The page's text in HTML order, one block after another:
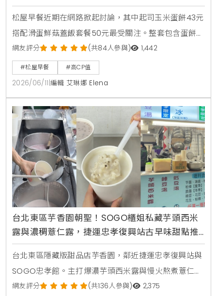
松屋早餐近期在網路掀起討論，其中起司玉米蛋餅43元
搭配滑蛋鮮菇蓋飯套餐50元最受關注。整套包含蛋餅、
蓋飯與味噌湯，總價93元，不到100元就能吃到雙主
餐，也讓不少網友認為是近期高CP值早餐代表之一。
網友評分 (共84人參與) 1,442
#松屋早餐 #高CP值
2026/06/11 編輯 艾琳娜 Elena
台北東區芋香園朝聖！SOGO櫃姐私藏芋頭西米
露與濃稠薏仁露，捷運忠孝復興站古早味甜點推
薦
台北東區隱藏版甜品店芋香園，鄰近捷運忠孝復興站與
SOGO忠孝館。主打爆濃芋頭西米露與慢火熬煮薏仁
露，搭配綿密蜜芋頭，是SOGO櫃姐與在地人激推的古
網友評分 (共136人參與) 2,375